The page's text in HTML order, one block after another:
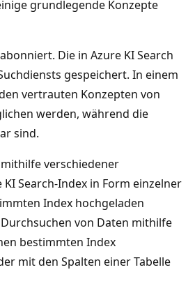
grundlegende Konzepte
Die in Azure KI Search
gespeichert. In einem
vertrauten Konzepten von
werden, während die
sind.
mithilfe verschiedener
Search-Index in Form einzelner
Index hochgeladen
von Daten mithilfe
bestimmten Index
mit den Spalten einer Tabelle